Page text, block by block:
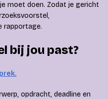
moet doen. Zodat je gericht
rapportage.
bij jou past?
opdracht, deadline en